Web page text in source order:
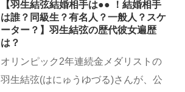
【羽生結弦結婚相手は●● ！結婚相手
は誰？同級生？有名人？一般人？スケ
ーター？】羽生結弦の歴代彼女遍歴
は？
オリンピック2年連続金メダリストの
羽生結弦(はにゅうゆづる)さんが、公